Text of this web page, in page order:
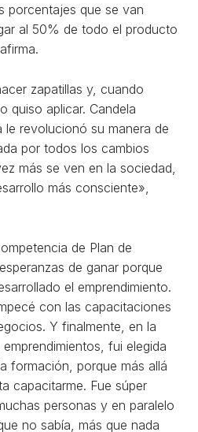
porcentajes que se van
al 50% de todo el producto
zapatillas y, cuando
quiso aplicar. Candela
le revolucionó su manera de
por todos los cambios
más se ven en la sociedad,
más consciente»,
de Plan de
de ganar porque
el emprendimiento.
con las capacitaciones
Y finalmente, en la
fui elegida
formación, porque más allá
capacitarme. Fue súper
personas y en paralelo
no sabía, más que nada